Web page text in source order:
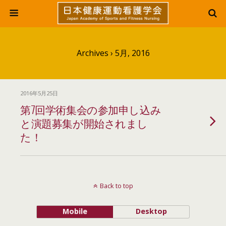
Archives › 5月, 2016
2016年5月25日
第7回学術集会の参加申し込み
と演題募集が開始されまし
た！
Back to top
Mobile Desktop